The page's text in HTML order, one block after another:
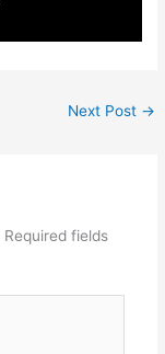
Next Post →
Required fields